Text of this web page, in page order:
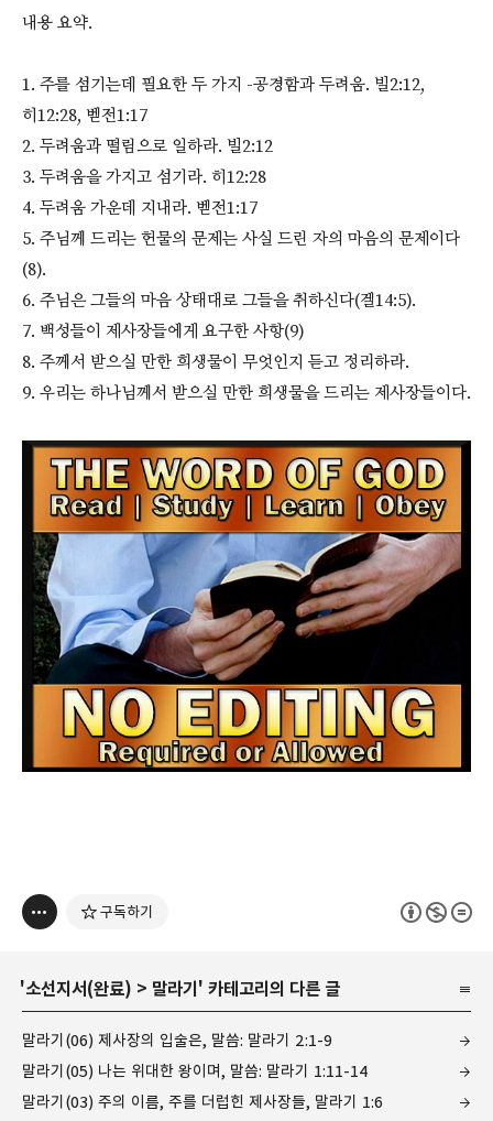
내용 요약.
1. 주를 섬기는데 필요한 두 가지 -공경함과 두려움. 빌2:12,
히12:28, 벧전1:17
2. 두려움과 떨림으로 일하라. 빌2:12
3. 두려움을 가지고 섬기라. 히12:28
4. 두려움 가운데 지내라. 벧전1:17
5. 주님께 드리는 헌물의 문제는 사실 드린 자의 마음의 문제이다
(8).
6. 주님은 그들의 마음 상태대로 그들을 취하신다(겔14:5).
7. 백성들이 제사장들에게 요구한 사항(9)
8. 주께서 받으실 만한 희생물이 무엇인지 듣고 정리하라.
9. 우리는 하나님께서 받으실 만한 희생물을 드리는 제사장들이다.
구독하기
'소선지서(완료) > 말라기 ' 카테고리의 다른 글
말라기(06) 제사장의 입술은, 말씀: 말라기 2:1-9
말라기(05) 나는 위대한 왕이며, 말씀: 말라기 1:11-14
말라기(03) 주의 이름, 주를 더럽힌 제사장들, 말라기 1:6